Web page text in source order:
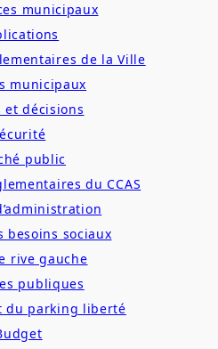
municipaux
de la Ville
municipaux
et décisions
public
du CCAS
besoins sociaux
rive gauche
publiques
du parking liberté